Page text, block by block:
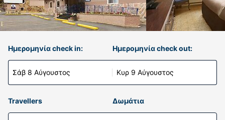
Ημερομηνία check in:
Σάβ 8 Αύγουστος
Ημερομηνία check out:
Κυρ 9 Αύγουστος
Travellers Δωμάτια